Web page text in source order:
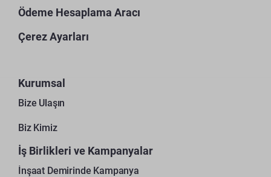
Ödeme Hesaplama Aracı
Çerez Ayarları
Kurumsal
Bize Ulaşın
Biz Kimiz
İş Birlikleri ve Kampanyalar
İnşaat Demirinde Kampanya